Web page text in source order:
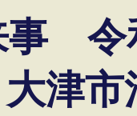
事 令
大津